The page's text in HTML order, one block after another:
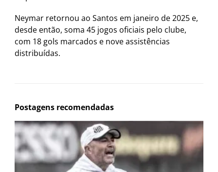
Neymar retornou ao Santos em janeiro de 2025 e,
desde então, soma 45 jogos oficiais pelo clube,
com 18 gols marcados e nove assistências
distribuídas.
Postagens recomendadas